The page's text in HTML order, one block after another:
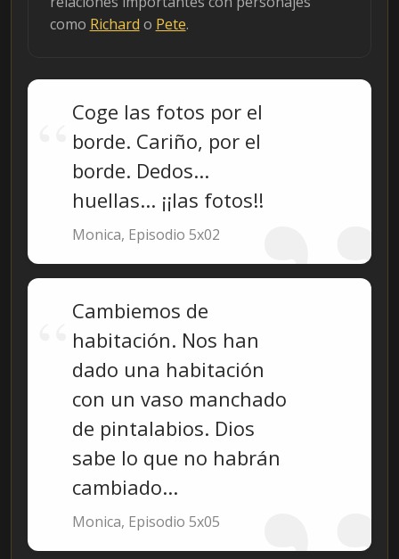
como Richard o Pete.
Coge las fotos por el
borde. Cariño, por el
borde. Dedos...
huellas... ¡¡las fotos!!
Monica, Episodio 5x02
Cambiemos de
habitación. Nos han
dado una habitación
con un vaso manchado
de pintalabios. Dios
sabe lo que no habrán
cambiado...
Monica, Episodio 5x05